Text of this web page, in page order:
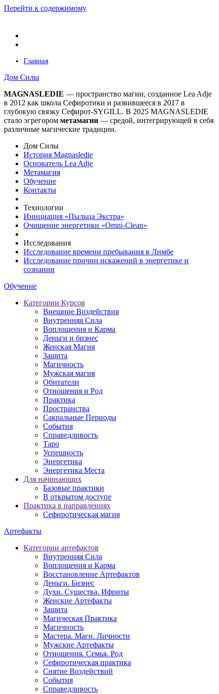
Перейти к содержимому
Главная
Дом Силы
MAGNASLEDIE — пространство магии, созданное Lea Adje
в 2012 как школа Сефиротики и развившееся в 2017 в
глубокую связку Сефирот-SYGILL. В 2025 MAGNASLEDIE
стало эгрегором метамагии — средой, интегрирующей в себя
различные магические традиции.
Дом Силы
История Magnasledie
Основатель Lea Adje
Метамагия
Обучение
Контакты
Технологии
Инициация «Пыльца Экстра»
Очищение энергетики «Omni-Clean»
Исследования
Исследование времени пребывания в Лимбе
Исследование причин искажений в энергетике и
сознании
Обучение
Категории Курсов
Внешние Воздействия
Внутренняя Сила
Воплощения и Карма
Деньги и бизнес
Женская Магия
Защита
Магичность
Мужская магия
Обитатели
Отношения и Род
Практика
Пространства
Сакральные Периоды
События
Справедливость
Таро
Успешность
Энергетика
Энергетика Места
Для начинающих
Базовые практики
В открытом доступе
Практика в направлениях
Сефиротическая магия
Артефакты
Категории артефактов
Внутренняя Сила
Воплощения и Карма
Восстановление Артефактов
Деньги. Бизнес
Духи. Существа. Ифриты
Женские Артефакты
Защита
Магическая Практика
Магичность
Мастера. Маги. Личности
Мужские Артефакты
Отношения. Семья. Род
Сефиротическая практика
Снятие Воздействий
События
Справедливость